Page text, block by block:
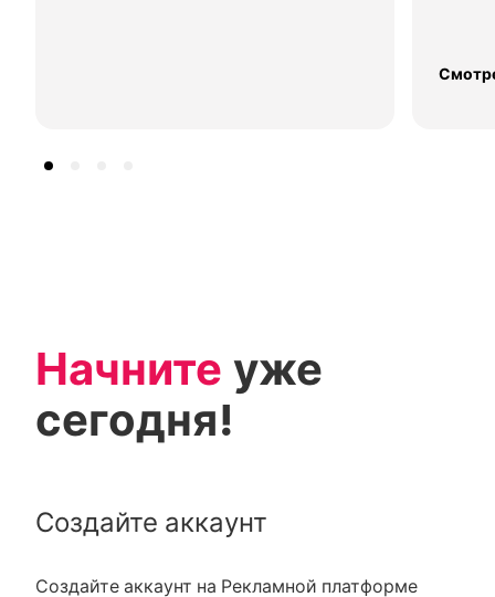
Начните уже
сегодня!
Создайте аккаунт
Создайте аккаунт на Рекламной платформе